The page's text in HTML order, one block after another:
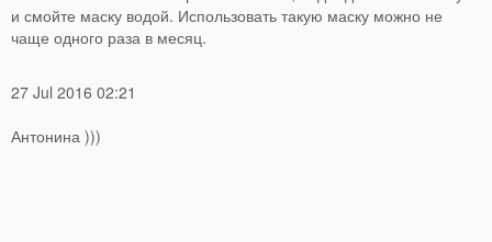
и смойте маску водой. Использовать такую маску можно не
чаще одного раза в месяц.
27 Jul 2016 02:21
Антонина )))